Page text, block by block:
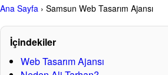
Samsun Web Tasarım
Ana Sayfa › Samsun Web Tasarım Ajansı
İçindekiler
Web Tasarım Ajansı